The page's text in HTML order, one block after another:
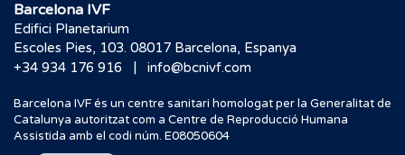
Barcelona IVF
Edifici Planetarium
Escoles Pies, 103. 08017 Barcelona, Espanya
+34 934 176 916
| info@bcnivf.com
Barcelona IVF és un centre sanitari homologat per la Generalitat de
Catalunya autoritzat com a Centre de Reproducció Humana
Assistida amb el codi núm. E08050604